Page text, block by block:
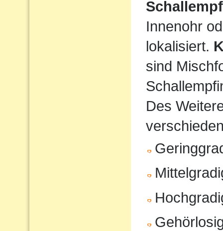
Innenohr
lokalisiert.
sind
Des